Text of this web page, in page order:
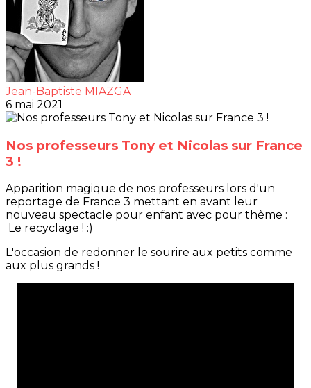
Jean-Baptiste MIAZGA
6 mai 2021
Nos professeurs Tony et Nicolas sur France
3 !
Apparition magique de nos professeurs lors d'un
reportage de France 3 mettant en avant leur
nouveau spectacle pour enfant avec pour thème :
Le recyclage ! :)
L'occasion de redonner le sourire aux petits comme
aux plus grands !